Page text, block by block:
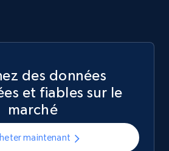
des données
et fiables sur le
marché
maintenant